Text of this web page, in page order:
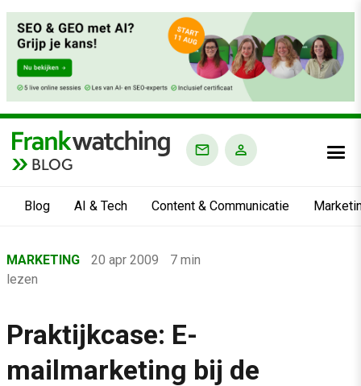
BLOG
Blog AI & Tech Content & Communicatie
›
Marketing
›
MARKETING 20 apr 2009
7 min
lezen
Praktijkcase: E-
mailmarketing bij de